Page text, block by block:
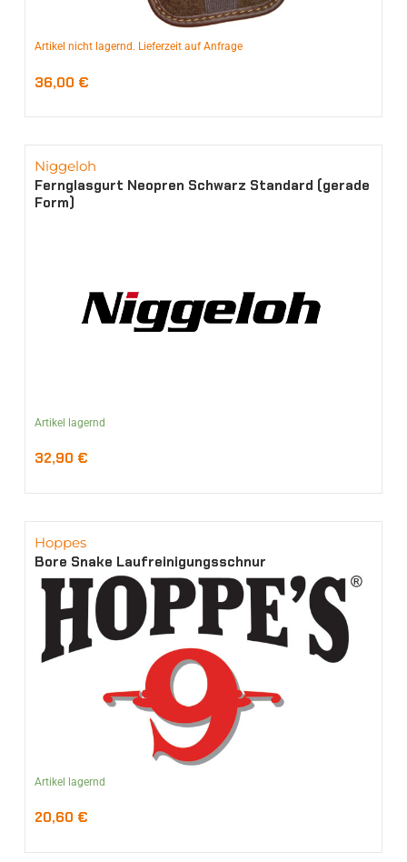
Artikel nicht lagernd. Lieferzeit auf Anfrage
36,00 €
Niggeloh
Fernglasgurt Neopren Schwarz Standard (gerade
Form)
Artikel lagernd
32,90 €
Hoppes
Bore Snake Laufreinigungsschnur
Artikel lagernd
20,60 €